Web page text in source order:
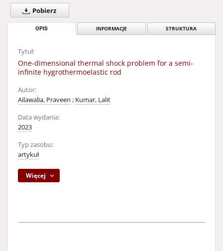
Pobierz
OPIS INFORMACJE STRUKTURA
Tytuł:
One-dimensional thermal shock problem for a semi-
infinite hygrothermoelastic rod
Autor:
Ailawalia, Praveen ; Kumar, Lalit
Data wydania:
2023
Typ zasobu:
artykuł
Więcej